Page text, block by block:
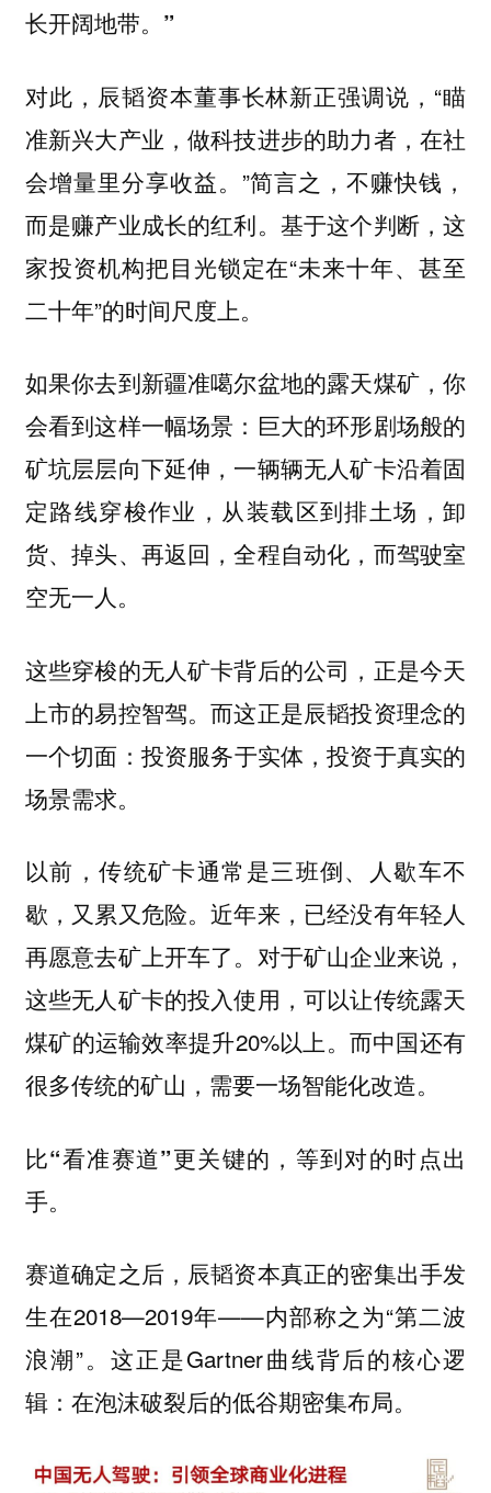
长开阔地带。”
对此， 辰韬资本董事长林新正强调说，“瞄
准新兴大产业，做科技进步的助力者，在社
会增量里分享收益。”简言之，不赚快钱，
而是赚产业成长的红利。基于这个判断，这
家投资机构把目光锁定在“未来十年、甚至
二十年”的时间尺度上。
如果你去到新疆准噶尔盆地的露天煤矿，你
会看到这样一幅场景：巨大的环形剧场般的
矿坑层层向下延伸，一辆辆无人矿卡沿着固
定路线穿梭作业，从装载区到排土场，卸
货、掉头、再返回，全程自动化，而驾驶室
空无一人。
这些穿梭的无人矿卡背后的公司，正是今天
上市的易控智驾。而这正是辰韬投资理念的
一个切面： 投资服务于实体，投资于真实的
场景需求。
以前，传统矿卡通常是三班倒、人歇车不
歇，又累又危险。近年来，已经没有年轻人
再愿意去矿上开车了。对于矿山企业来说，
这些无人矿卡的投入使用，可以让传统露天
煤矿的运输效率提升20%以上。而中国还有
很多传统的矿山，需要一场智能化改造。
⽐“看准赛道”更关键的，等到对的时点出
手。
赛道确定之后，辰韬资本真正的密集出手发
生在2018—2019年——内部称之为“第二波
浪潮”。这正是Gartner曲线背后的核心逻
辑： 在泡沫破裂后的低谷期密集布局。